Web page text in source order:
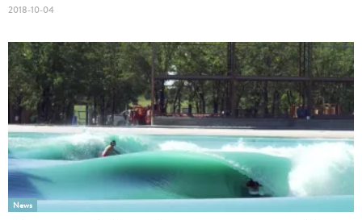
2018-10-04
News